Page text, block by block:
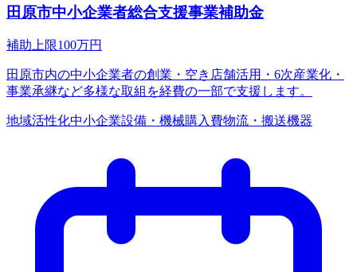
田原市中小企業者総合支援事業補助金
補助上限100万円
田原市内の中小企業者の創業・空き店舗活用・6次産業化・
事業承継など多様な取組を経費の一部で支援します。
地域活性化中小企業設備・機械購入費物流・搬送機器